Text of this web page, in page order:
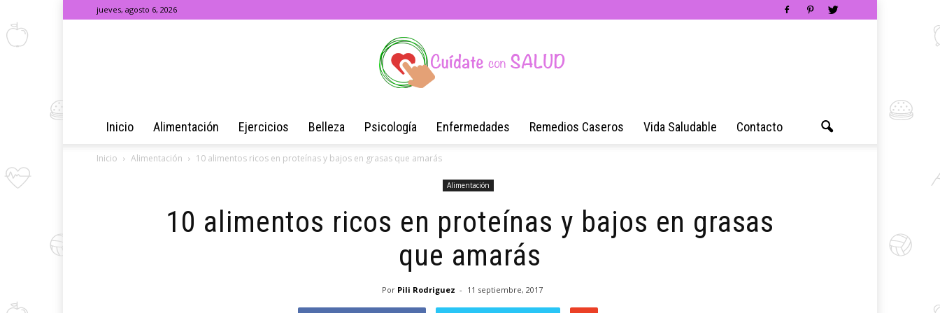
jueves, agosto 6, 2026
de
Inicio Alimentación Ejercicios Belleza Psicología Enfermedades Remedios Caseros Vida Saludable Contacto
Inicio Alimentación 10 alimentos ricos en proteínas y bajos en grasas que amarás
Alimentación
10 alimentos ricos en proteínas y bajos en grasas
que amarás
Por Pili Rodriguez - 11 septiembre, 2017